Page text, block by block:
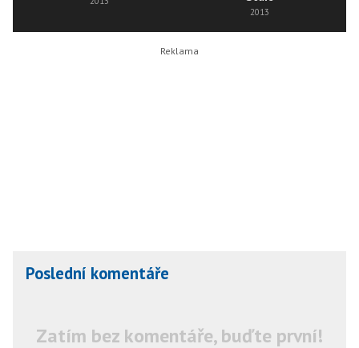
2013
Poslední komentáře
Zatím bez komentáře, buďte první!